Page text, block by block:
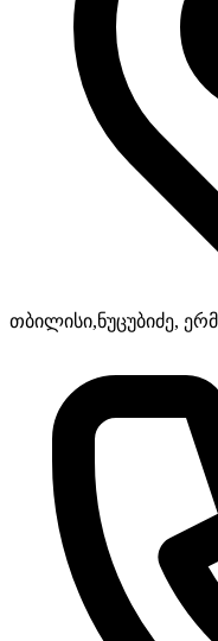
თბილისი,ნუცუბიძე,